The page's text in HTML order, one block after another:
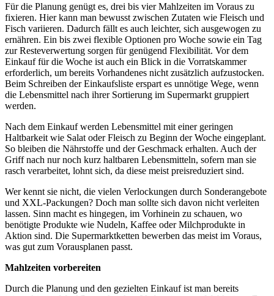
Für die Planung genügt es, drei bis vier Mahlzeiten im Voraus zu
fixieren. Hier kann man bewusst zwischen Zutaten wie Fleisch und
Fisch variieren. Dadurch fällt es auch leichter, sich ausgewogen zu
ernähren. Ein bis zwei flexible Optionen pro Woche sowie ein Tag
zur Resteverwertung sorgen für genügend Flexibilität. Vor dem
Einkauf für die Woche ist auch ein Blick in die Vorratskammer
erforderlich, um bereits Vorhandenes nicht zusätzlich aufzustocken.
Beim Schreiben der Einkaufsliste erspart es unnötige Wege, wenn
die Lebensmittel nach ihrer Sortierung im Supermarkt gruppiert
werden.
Nach dem Einkauf werden Lebensmittel mit einer geringen
Haltbarkeit wie Salat oder Fleisch zu Beginn der Woche eingeplant.
So bleiben die Nährstoffe und der Geschmack erhalten. Auch der
Griff nach nur noch kurz haltbaren Lebensmitteln, sofern man sie
rasch verarbeitet, lohnt sich, da diese meist preisreduziert sind.
Wer kennt sie nicht, die vielen Verlockungen durch Sonderangebote
und XXL-Packungen? Doch man sollte sich davon nicht verleiten
lassen. Sinn macht es hingegen, im Vorhinein zu schauen, wo
benötigte Produkte wie Nudeln, Kaffee oder Milchprodukte in
Aktion sind. Die Supermarktketten bewerben das meist im Voraus,
was gut zum Vorausplanen passt.
Mahlzeiten vorbereiten
Durch die Planung und den gezielten Einkauf ist man bereits